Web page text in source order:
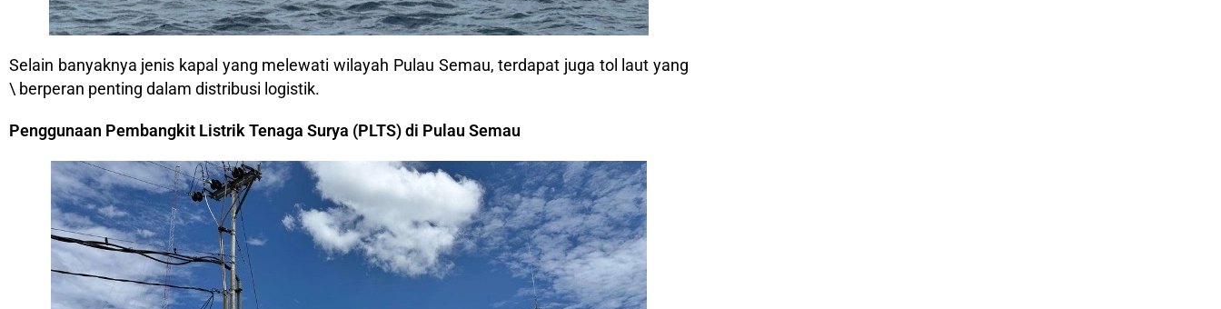
Selain banyaknya jenis kapal yang melewati wilayah Pulau Semau, terdapat juga tol laut yang
\ berperan penting dalam distribusi logistik.
Penggunaan Pembangkit Listrik Tenaga Surya (PLTS) di Pulau Semau